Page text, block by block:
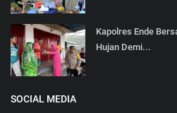
Kapolres Ende
Hujan Demi...
SOCIAL MEDIA